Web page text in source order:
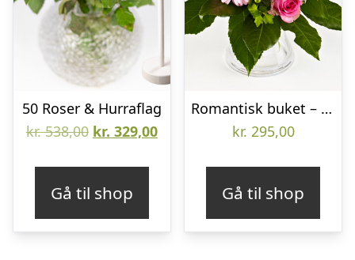
50 Roser & Hurraflag
kr.538,00 Den
var:
kr. 538,00.
kr. 329,00Den
kr. 329,00.
Gå til shop
Romantisk buket – Send blomster med Bloomit
kr. 295,00
Gå til shop